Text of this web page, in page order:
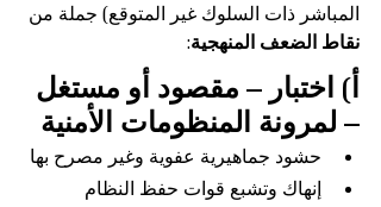
المباشر ذات السلوك غير المتوقع) جملة من
نقاط الضعف المنهجية:
أ) اختبار – مقصود أو مستغل
– لمرونة المنظومات الأمنية
حشود جماهيرية عفوية وغير مصرح بها
إنهاك وتشبع قوات حفظ النظام